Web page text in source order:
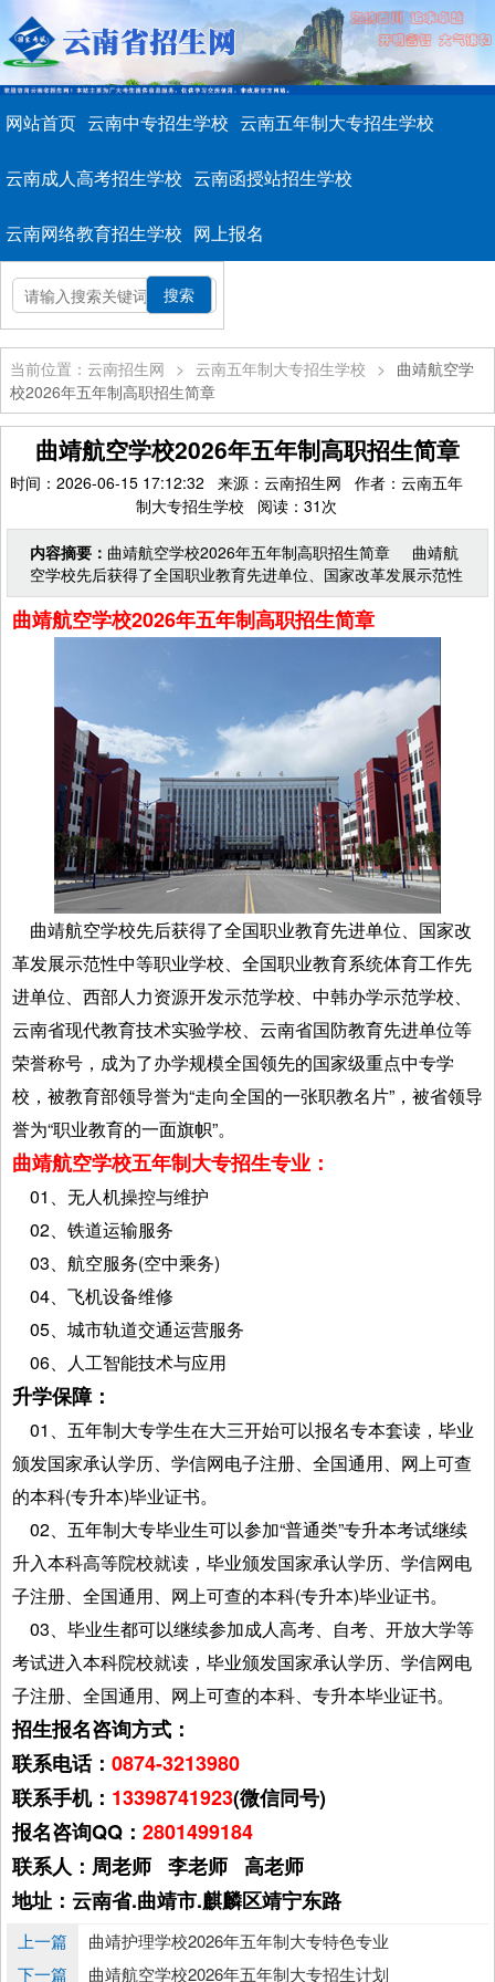
网站首页 云南中专招生学校 云南五年制大专招生学校
云南成人高考招生学校 云南函授站招生学校
云南网络教育招生学校 网上报名
当前位置：云南招生网 > 云南五年制大专招生学校 > 曲靖航空学
校2026年五年制高职招生简章
曲靖航空学校2026年五年制高职招生简章
时间：2026-06-15 17:12:32 来源：云南招生网 作者：云南五年
制大专招生学校 阅读：31次
内容摘要： 曲靖航空学校2026年五年制高职招生简章 曲靖航
空学校先后获得了全国职业教育先进单位、国家改革发展示范性
中等职业学校、全国职业教育系统体育工作先进单位、
曲靖航空学校2026年五年制高职招生简章
曲靖航空学校先后获得了全国职业教育先进单位、国家改
革发展示范性中等职业学校、全国职业教育系统体育工作先
进单位、西部人力资源开发示范学校、中韩办学示范学校、
云南省现代教育技术实验学校、云南省国防教育先进单位等
荣誉称号，成为了办学规模全国领先的国家级重点中专学
校，被教育部领导誉为“走向全国的一张职教名片”，被省领导
誉为“职业教育的一面旗帜”。
曲靖航空学校五年制大专招生专业：
01、无人机操控与维护
02、铁道运输服务
03、航空服务(空中乘务)
04、飞机设备维修
05、城市轨道交通运营服务
06、人工智能技术与应用
升学保障：
01、五年制大专学生在大三开始可以报名专本套读，毕业
颁发国家承认学历、学信网电子注册、全国通用、网上可查
的本科(专升本)毕业证书。
02、五年制大专毕业生可以参加“普通类”专升本考试继续
升入本科高等院校就读，毕业颁发国家承认学历、学信网电
子注册、全国通用、网上可查的本科(专升本)毕业证书。
03、毕业生都可以继续参加成人高考、自考、开放大学等
考试进入本科院校就读，毕业颁发国家承认学历、学信网电
子注册、全国通用、网上可查的本科、专升本毕业证书。
招生报名咨询方式：
联系电话： 0874-3213980
联系手机： 13398741923(微信同号)
报名咨询QQ： 2801499184
联系人：周老师 李老师 高老师
地址：云南省.曲靖市.麒麟区靖宁东路
上一篇
曲靖护理学校2026年五年制大专特色专业
下一篇
曲靖航空学校2026年五年制大专招生计划